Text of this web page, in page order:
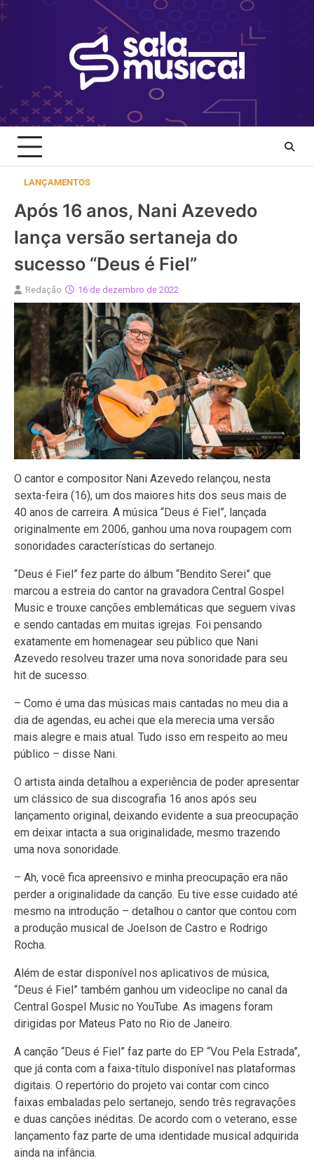
Skip
to
LANÇAMENTOS
Após 16 anos, Nani Azevedo
lança versão sertaneja do
sucesso “Deus é Fiel”
Redação 16 de dezembro de 2022
O cantor e compositor Nani Azevedo relançou, nesta
sexta-feira (16), um dos maiores hits dos seus mais de
40 anos de carreira. A música “Deus é Fiel”, lançada
originalmente em 2006, ganhou uma nova roupagem com
sonoridades características do sertanejo.
“Deus é Fiel” fez parte do álbum “Bendito Serei” que
marcou a estreia do cantor na gravadora Central Gospel
Music e trouxe canções emblemáticas que seguem vivas
e sendo cantadas em muitas igrejas. Foi pensando
exatamente em homenagear seu público que Nani
Azevedo resolveu trazer uma nova sonoridade para seu
hit de sucesso.
– Como é uma das músicas mais cantadas no meu dia a
dia de agendas, eu achei que ela merecia uma versão
mais alegre e mais atual. Tudo isso em respeito ao meu
público – disse Nani.
O artista ainda detalhou a experiência de poder apresentar
um clássico de sua discografia 16 anos após seu
lançamento original, deixando evidente a sua preocupação
em deixar intacta a sua originalidade, mesmo trazendo
uma nova sonoridade.
– Ah, você fica apreensivo e minha preocupação era não
perder a originalidade da canção. Eu tive esse cuidado até
mesmo na introdução – detalhou o cantor que contou com
a produção musical de Joelson de Castro e Rodrigo
Rocha.
Além de estar disponível nos aplicativos de música,
“Deus é Fiel” também ganhou um videoclipe no canal da
Central Gospel Music no YouTube. As imagens foram
dirigidas por Mateus Pato no Rio de Janeiro.
A canção “Deus é Fiel” faz parte do EP “Vou Pela Estrada”,
que já conta com a faixa-título disponível nas plataformas
digitais. O repertório do projeto vai contar com cinco
faixas embaladas pelo sertanejo, sendo três regravações
e duas canções inéditas. De acordo com o veterano, esse
lançamento faz parte de uma identidade musical adquirida
ainda na infância.